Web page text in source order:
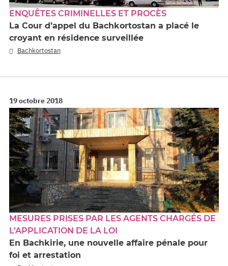
ENQUÊTES CRIMINELLES ET PROCÈS
La Cour d’appel du Bachkortostan a placé le
croyant en résidence surveillée
Bachkortostan
19 octobre 2018
MESURES PRISES PAR LES AGENTS CHARGÉS DE
L’APPLICATION DE LA LOI
En Bachkirie, une nouvelle affaire pénale pour
foi et arrestation